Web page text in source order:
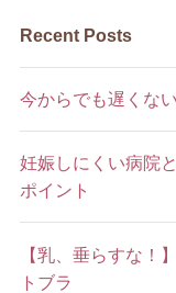
Recent Posts
今からでも遅くな
妊娠しにくい病院
ポイント
【乳、垂らすな！
トブラ